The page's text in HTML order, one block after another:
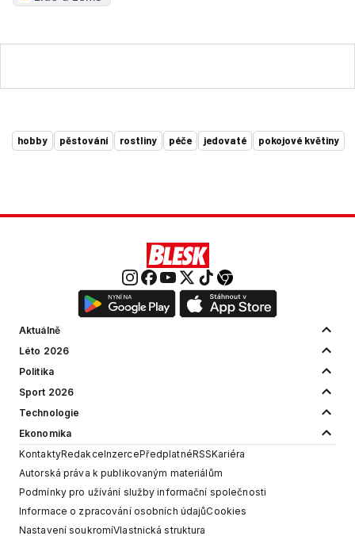
hobby pěstování rostliny péče jedovaté pokojové květiny
Aktuálně
Léto 2026
Politika
Sport 2026
Technologie
Ekonomika
KontaktyRedakceInzercePředplatnéRSSKariéra
Autorská práva k publikovaným materiálům
Podmínky pro užívání služby informační společnosti
Informace o zpracování osobních údajůCookies
Nastavení soukromíVlastnická struktura